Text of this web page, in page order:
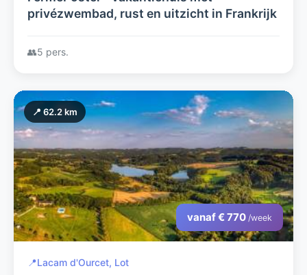
privézwembad, rust en uitzicht in Frankrijk
👥5 pers.
📍 62.2 km
vanaf € 770 /week
📍Lacam d'Ourcet, Lot